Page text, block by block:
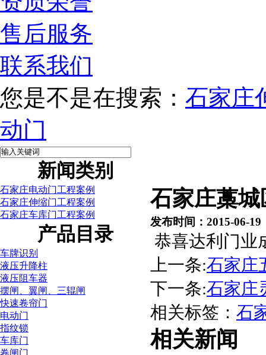
售后服务
联系我们
您是不是在搜索： 石家庄
动门
新闻类别
石家庄电动门工程案例
石家庄伸缩门工程案例
石家庄车库门工程案例
产品目录
车牌识别
液压升降柱
液压阻车器
摆闸、翼闸、三辊闸
快速卷帘门
电动门
指纹锁
车库门
卷闸门
石家庄藁
发布时间：2015-06-19
恭喜达利门业
上一条:石家庄
下一条:石家庄
相关标签： 石
相关新闻